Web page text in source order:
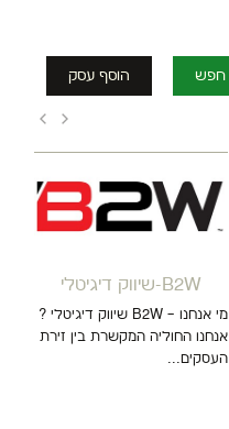
חפש הוסף עסק
B2W-שיווק דיגיטלי
מי אנחנו – B2W שיווק דיגיטלי ?
אנחנו החוליה המקשרת בין זירת
העסקים...